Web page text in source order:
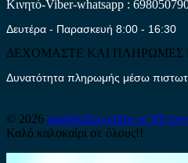
Κινητό-Viber-whatsapp :
Δευτέρα - Παρασκευή 8:00 - 16:30
ΔΕΧΟΜΑΣΤΕ ΚΑΙ
Δυνατότητα πληρωμής μέσω
© 2026 antalaktika-online.gr
Καλό καλοκαίρι σε όλους!!